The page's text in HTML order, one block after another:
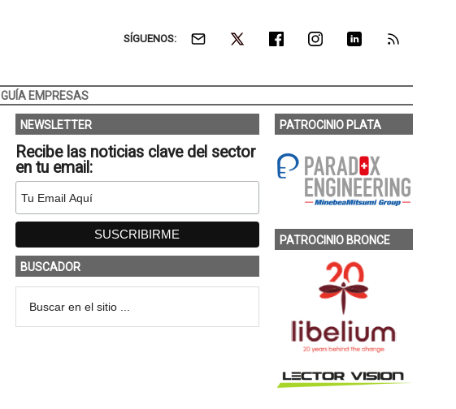
SÍGUENOS:
GUÍA EMPRESAS
NEWSLETTER
Recibe las noticias clave del sector
en tu email:
BUSCADOR
PATROCINIO PLATA
PATROCINIO BRONCE